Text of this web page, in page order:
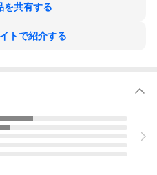
ンのデザートイーグル50.AEの
を持つ。
に対応して強く、一般のガス
製でアンダーフレームが強化
り、リアルさを演出する。迫
トイーグルがCO2ガスブローバ
は大迫力を味わえる。
を共有する
トで紹介する